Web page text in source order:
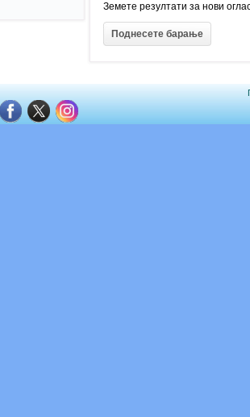
Земете резултати за нови